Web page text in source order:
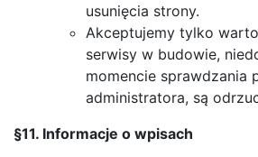
usunięcia strony.
Akceptujemy tylko
serwisy w budowie,
momencie sprawdzania
administratora, są
§11. Informacje o wpisach